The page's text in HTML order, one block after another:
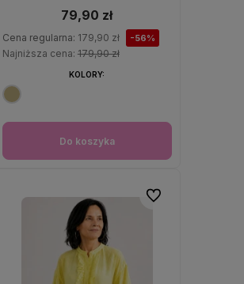
79,90 zł
Cena regularna: 179,90 zł -56%
Najniższa cena: 179,90 zł
Do koszyka
KOLORY:
Do ulubionych